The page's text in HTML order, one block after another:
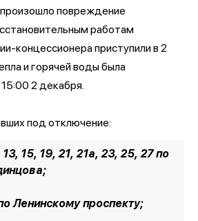
повреждение
работам
концессионера приступили в 2
и горячей воды была
2 декабря.
под отключение:
15, 19, 21, 21а, 23, 25, 27 по
Ленинскому проспекту;